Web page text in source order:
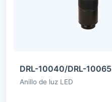
DRL-10040/DRL-10065
Anillo de luz LED